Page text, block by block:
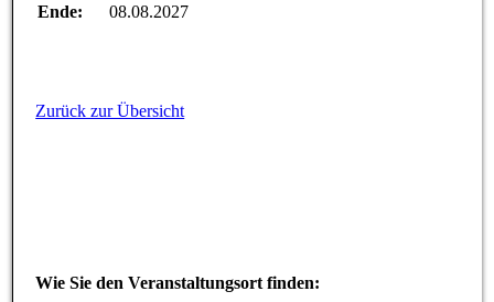
Ende:
08.08.2027
Zurück zur Übersicht
Wie Sie den Veranstaltungsort finden: